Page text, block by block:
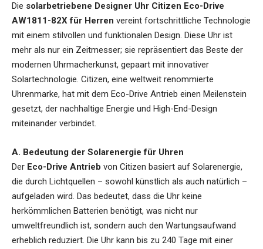
Die solarbetriebene Designer Uhr Citizen Eco-Drive
AW1811-82X für Herren vereint fortschrittliche Technologie
mit einem stilvollen und funktionalen Design. Diese Uhr ist
mehr als nur ein Zeitmesser; sie repräsentiert das Beste der
modernen Uhrmacherkunst, gepaart mit innovativer
Solartechnologie. Citizen, eine weltweit renommierte
Uhrenmarke, hat mit dem Eco-Drive Antrieb einen Meilenstein
gesetzt, der nachhaltige Energie und High-End-Design
miteinander verbindet.
A. Bedeutung der Solarenergie für Uhren
Der Eco-Drive Antrieb von Citizen basiert auf Solarenergie,
die durch Lichtquellen – sowohl künstlich als auch natürlich –
aufgeladen wird. Das bedeutet, dass die Uhr keine
herkömmlichen Batterien benötigt, was nicht nur
umweltfreundlich ist, sondern auch den Wartungsaufwand
erheblich reduziert. Die Uhr kann bis zu 240 Tage mit einer